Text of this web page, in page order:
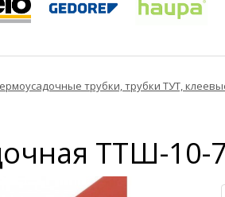
трубки, трубки ТУТ,
ТТШ-10-